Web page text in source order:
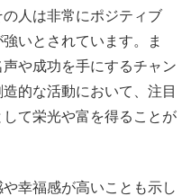
人は非常にポジティブ
いとされています。ま
や成功を手にするチャン
的な活動において、注目
て栄光や富を得ることが
幸福感が高いことも示し